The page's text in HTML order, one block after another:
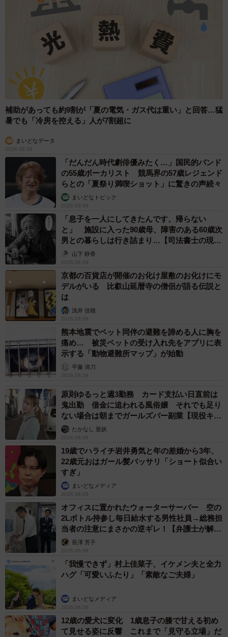
補助があっても約9割が「夏の電気・ガス代は重い」と回答…猛
暑でも「冷房を控える」人が7割超に
まいどなデータ
2026.08.08
「だんだん時代劇俳優みたく…」国民的バンド
の55歳ボーカリスト 競馬界の57歳レジェンド
らとの「夏祭り満喫ショット」に驚きの声続々
まいどなトピック
2026.08.08
「息子を一人にしてきたんです、帰らない
と」 施設に入った90歳母、障害のある60歳次
男との暮らしは行き詰まり…【司法書士の現場
から】山下 静香
2026.08.08
京都の百貨店が開催のお化け屋敷のお化けにモ
デルがいる 比叡山延暦寺の僧侶が語る伝説と
は
浅井 佳穂
2026.08.08
熊本地震でペット同伴の避難を諦める人に胸を
痛め… 被災ペットの受け入れ先をアプリに表
示する「動物避難所マップ」が始動
平藤 清刀
2026.08.08
原則ゆるっと週3勤務 カード支払い日直前は
鬼出勤 借金に追われる風俗嬢 それでも足り
ない場合は朝までガールズバー副業【現役キャ
ストに取材】
たかなし 亜妖
2026.08.08
19歳でハライチ岩井勇気と年の差婚から3年、
22歳元おはガール髪バッサリ「ショート似合い
すぎ」
まいどなメディア
2026.08.08
オフィスに置かれたウォーターサーバー 空の
2Lボトル持参し毎日給水する男性社員→総務担
当者の注意にまさかの逆ギレ！【弁護士が解
説】長澤 芳子
2026.08.08
「我慢できず」村上佳菜子、イケメン夫と全力
ハグ「可愛いふたり」「素敵なご夫婦」
まいどなメディア
2026.08.08
12歳の愛犬に変化 1歳息子の膝で甘える初め
て見せる姿に反響 これまで「見守る立場」だ